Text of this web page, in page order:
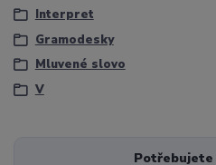
Interpret
Gramodesky
Mluvené slovo
V